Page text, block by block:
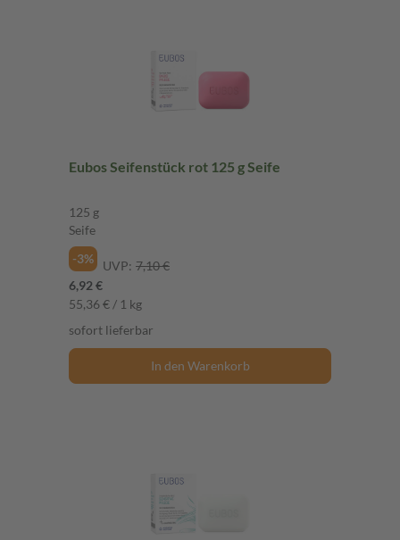
Eubos Seifenstück rot 125 g Seife
125 g
Seife
-3%
UVP: 7,10 €
6,92 €
55,36 € / 1 kg
sofort lieferbar
In den Warenkorb